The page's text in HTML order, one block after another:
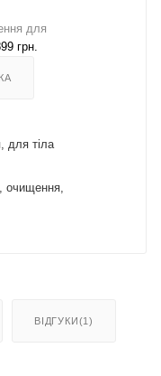
для
грн.
для тіла
очищення,
ВІДГУКИ(1)